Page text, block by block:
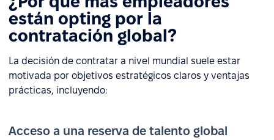
están opting por la
contratación global?
La decisión de contratar a nivel mundial suele estar
motivada por objetivos estratégicos claros y ventajas
prácticas, incluyendo:
Acceso a una reserva de talento global